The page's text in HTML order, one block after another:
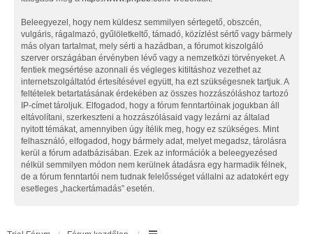
Beleegyezel, hogy nem küldesz semmilyen sértegető, obszcén,
vulgáris, rágalmazó, gyűlöletkeltő, támadó, közízlést sértő vagy bármely
más olyan tartalmat, mely sérti a hazádban, a fórumot kiszolgáló
szerver országában érvényben lévő vagy a nemzetközi törvényeket. A
fentiek megsértése azonnali és végleges kitiltáshoz vezethet az
internetszolgáltatód értesítésével együtt, ha ezt szükségesnek tartjuk. A
feltételek betartatásának érdekében az összes hozzászóláshoz tartozó
IP-címet tároljuk. Elfogadod, hogy a fórum fenntartóinak jogukban áll
eltávolítani, szerkeszteni a hozzászólásaid vagy lezárni az általad
nyitott témákat, amennyiben úgy ítélik meg, hogy ez szükséges. Mint
felhasználó, elfogadod, hogy bármely adat, melyet megadsz, tárolásra
kerül a fórum adatbázisában. Ezek az információk a beleegyezésed
nélkül semmilyen módon nem kerülnek átadásra egy harmadik félnek,
de a fórum fenntartói nem tudnak felelősséget vállalni az adatokért egy
esetleges „hackertámadás” esetén.